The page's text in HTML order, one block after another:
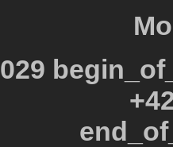
029